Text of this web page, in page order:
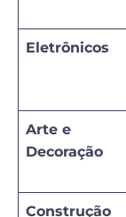
Eletrônicos
Arte e
Decoração
Construção